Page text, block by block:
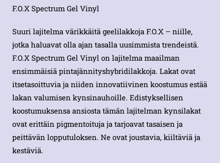
F.O.X Spectrum Gel Vinyl
Suuri lajitelma värikkäitä geelilakkoja F.O.X – niille,
jotka haluavat olla ajan tasalla uusimmista trendeistä.
F.O.X Spectrum Gel Vinyl on lajitelma maailman
ensimmäisiä pintajännityshybridilakkoja. Lakat ovat
itsetasoittuvia ja niiden innovatiivinen koostumus estää
lakan valumisen kynsinauhoille. Edistyksellisen
koostumuksensa ansiosta tämän lajitelman kynsilakat
ovat erittäin pigmentoituja ja tarjoavat tasaisen ja
peittävän lopputuloksen. Ne ovat joustavia, kiiltäviä ja
kestäviä.